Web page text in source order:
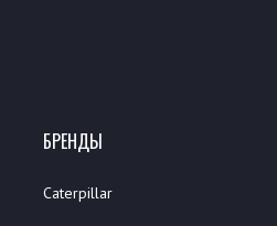
БРЕНДЫ
Caterpillar